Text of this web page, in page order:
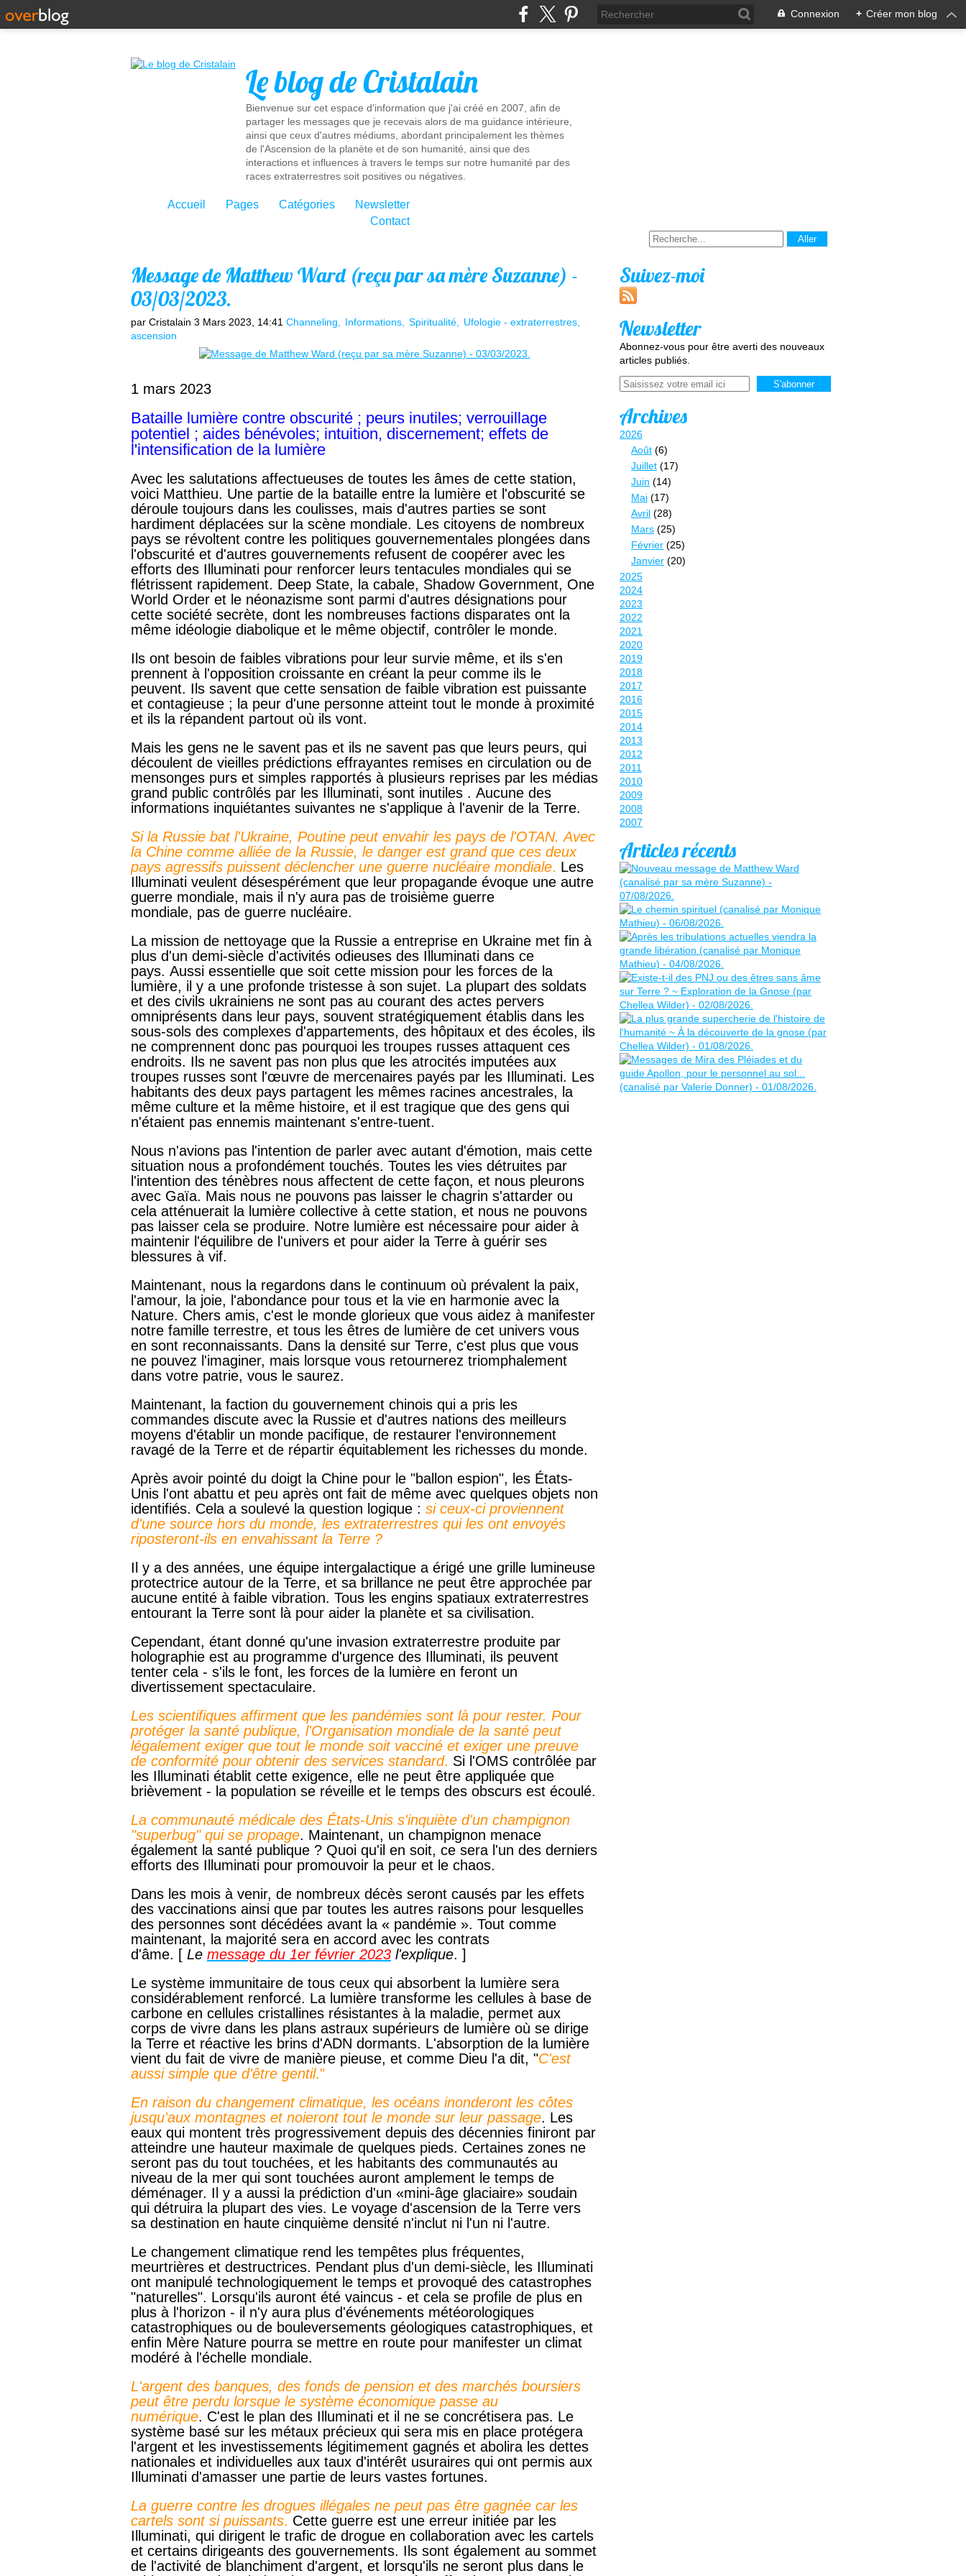
Connexion + Créer mon blog
Le blog de Cristalain
Bienvenue sur cet espace d'information que j'ai créé en 2007, afin de
partager les messages que je recevais alors de ma guidance intérieure,
ainsi que ceux d'autres médiums, abordant principalement les thèmes
de l'Ascension de la planète et de son humanité, ainsi que des
interactions et influences à travers le temps sur notre humanité par des
races extraterrestres soit positives ou négatives.
Accueil Pages Catégories
Newsletter
Contact
Message de Matthew Ward (reçu par sa mère Suzanne) -
03/03/2023.
par Cristalain 3 Mars 2023, 14:41 Channeling Informations Spiritualité
Ufologie - extraterrestres
ascension
1 mars 2023
Bataille lumière contre obscurité ; peurs inutiles; verrouillage
potentiel ; aides bénévoles; intuition, discernement; effets de
l'intensification de la lumière
Avec les salutations affectueuses de toutes les âmes de cette station,
voici Matthieu. Une partie de la bataille entre la lumière et l'obscurité se
déroule toujours dans les coulisses, mais d'autres parties se sont
hardiment déplacées sur la scène mondiale. Les citoyens de nombreux
pays se révoltent contre les politiques gouvernementales plongées dans
l'obscurité et d'autres gouvernements refusent de coopérer avec les
efforts des Illuminati pour renforcer leurs tentacules mondiales qui se
flétrissent rapidement. Deep State, la cabale, Shadow Government, One
World Order et le néonazisme sont parmi d'autres désignations pour
cette société secrète, dont les nombreuses factions disparates ont la
même idéologie diabolique et le même objectif, contrôler le monde.
Ils ont besoin de faibles vibrations pour leur survie même, et ils s'en
prennent à l'opposition croissante en créant la peur comme ils le
peuvent. Ils savent que cette sensation de faible vibration est puissante
et contagieuse ; la peur d'une personne atteint tout le monde à proximité
et ils la répandent partout où ils vont.
Mais les gens ne le savent pas et ils ne savent pas que leurs peurs, qui
découlent de vieilles prédictions effrayantes remises en circulation ou de
mensonges purs et simples rapportés à plusieurs reprises par les médias
grand public contrôlés par les Illuminati, sont inutiles . Aucune des
informations inquiétantes suivantes ne s'applique à l'avenir de la Terre.
Si la Russie bat l'Ukraine, Poutine peut envahir les pays de l'OTAN. Avec
la Chine comme alliée de la Russie, le danger est grand que ces deux
pays agressifs puissent déclencher une guerre nucléaire mondiale. Les
Illuminati veulent désespérément que leur propagande évoque une autre
guerre mondiale, mais il n'y aura pas de troisième guerre
mondiale, pas de guerre nucléaire.
La mission de nettoyage que la Russie a entreprise en Ukraine met fin à
plus d'un demi-siècle d'activités odieuses des Illuminati dans ce
pays. Aussi essentielle que soit cette mission pour les forces de la
lumière, il y a une profonde tristesse à son sujet. La plupart des soldats
et des civils ukrainiens ne sont pas au courant des actes pervers
omniprésents dans leur pays, souvent stratégiquement établis dans les
sous-sols des complexes d'appartements, des hôpitaux et des écoles, ils
ne comprennent donc pas pourquoi les troupes russes attaquent ces
endroits. Ils ne savent pas non plus que les atrocités imputées aux
troupes russes sont l'œuvre de mercenaires payés par les Illuminati. Les
habitants des deux pays partagent les mêmes racines ancestrales, la
même culture et la même histoire, et il est tragique que des gens qui
n'étaient pas ennemis maintenant s'entre-tuent.
Nous n'avions pas l'intention de parler avec autant d'émotion, mais cette
situation nous a profondément touchés. Toutes les vies détruites par
l'intention des ténèbres nous affectent de cette façon, et nous pleurons
avec Gaïa. Mais nous ne pouvons pas laisser le chagrin s'attarder ou
cela atténuerait la lumière collective à cette station, et nous ne pouvons
pas laisser cela se produire. Notre lumière est nécessaire pour aider à
maintenir l'équilibre de l'univers et pour aider la Terre à guérir ses
blessures à vif.
Maintenant, nous la regardons dans le continuum où prévalent la paix,
l'amour, la joie, l'abondance pour tous et la vie en harmonie avec la
Nature. Chers amis, c'est le monde glorieux que vous aidez à manifester
notre famille terrestre, et tous les êtres de lumière de cet univers vous
en sont reconnaissants. Dans la densité sur Terre, c'est plus que vous
ne pouvez l'imaginer, mais lorsque vous retournerez triomphalement
dans votre patrie, vous le saurez.
Maintenant, la faction du gouvernement chinois qui a pris les
commandes discute avec la Russie et d'autres nations des meilleurs
moyens d'établir un monde pacifique, de restaurer l'environnement
ravagé de la Terre et de répartir équitablement les richesses du monde.
Après avoir pointé du doigt la Chine pour le "ballon espion", les États-
Unis l'ont abattu et peu après ont fait de même avec quelques objets non
identifiés. Cela a soulevé la question logique : si ceux-ci proviennent
d'une source hors du monde, les extraterrestres qui les ont envoyés
riposteront-ils en envahissant la Terre ?
Il y a des années, une équipe intergalactique a érigé une grille lumineuse
protectrice autour de la Terre, et sa brillance ne peut être approchée par
aucune entité à faible vibration. Tous les engins spatiaux extraterrestres
entourant la Terre sont là pour aider la planète et sa civilisation.
Cependant, étant donné qu'une invasion extraterrestre produite par
holographie est au programme d'urgence des Illuminati, ils peuvent
tenter cela - s'ils le font, les forces de la lumière en feront un
divertissement spectaculaire.
Les scientifiques affirment que les pandémies sont là pour rester. Pour
protéger la santé publique, l'Organisation mondiale de la santé peut
légalement exiger que tout le monde soit vacciné et exiger une preuve
de conformité pour obtenir des services standard. Si l'OMS contrôlée par
les Illuminati établit cette exigence, elle ne peut être appliquée que
brièvement - la population se réveille et le temps des obscurs est écoulé.
La communauté médicale des États-Unis s'inquiète d'un champignon
"superbug" qui se propage. Maintenant, un champignon menace
également la santé publique ? Quoi qu'il en soit, ce sera l'un des derniers
efforts des Illuminati pour promouvoir la peur et le chaos.
Dans les mois à venir, de nombreux décès seront causés par les effets
des vaccinations ainsi que par toutes les autres raisons pour lesquelles
des personnes sont décédées avant la « pandémie ». Tout comme
maintenant, la majorité sera en accord avec les contrats
d'âme. [ Le message du 1er février 2023 l'explique. ]
Le système immunitaire de tous ceux qui absorbent la lumière sera
considérablement renforcé. La lumière transforme les cellules à base de
carbone en cellules cristallines résistantes à la maladie, permet aux
corps de vivre dans les plans astraux supérieurs de lumière où se dirige
la Terre et réactive les brins d'ADN dormants. L'absorption de la lumière
vient du fait de vivre de manière pieuse, et comme Dieu l'a dit, "C'est
aussi simple que d'être gentil."
En raison du changement climatique, les océans inonderont les côtes
jusqu'aux montagnes et noieront tout le monde sur leur passage. Les
eaux qui montent très progressivement depuis des décennies finiront par
atteindre une hauteur maximale de quelques pieds. Certaines zones ne
seront pas du tout touchées, et les habitants des communautés au
niveau de la mer qui sont touchées auront amplement le temps de
déménager. Il y a aussi la prédiction d'un «mini-âge glaciaire» soudain
qui détruira la plupart des vies. Le voyage d'ascension de la Terre vers
sa destination en haute cinquième densité n'inclut ni l'un ni l'autre.
Le changement climatique rend les tempêtes plus fréquentes,
meurtrières et destructrices. Pendant plus d'un demi-siècle, les Illuminati
ont manipulé technologiquement le temps et provoqué des catastrophes
"naturelles". Lorsqu'ils auront été vaincus - et cela se profile de plus en
plus à l'horizon - il n'y aura plus d'événements météorologiques
catastrophiques ou de bouleversements géologiques catastrophiques, et
enfin Mère Nature pourra se mettre en route pour manifester un climat
modéré à l'échelle mondiale.
L'argent des banques, des fonds de pension et des marchés boursiers
peut être perdu lorsque le système économique passe au
numérique. C'est le plan des Illuminati et il ne se concrétisera pas. Le
système basé sur les métaux précieux qui sera mis en place protégera
l'argent et les investissements légitimement gagnés et abolira les dettes
nationales et individuelles aux taux d'intérêt usuraires qui ont permis aux
Illuminati d'amasser une partie de leurs vastes fortunes.
La guerre contre les drogues illégales ne peut pas être gagnée car les
cartels sont si puissants. Cette guerre est une erreur initiée par les
Illuminati, qui dirigent le trafic de drogue en collaboration avec les cartels
et certains dirigeants des gouvernements. Ils sont également au sommet
de l'activité de blanchiment d'argent, et lorsqu'ils ne seront plus dans le
Suivez-moi
Newsletter
Abonnez-vous pour être averti des nouveaux
articles publiés.
Email
Archives
2026
Août (6)
Juillet (17)
Juin (14)
Mai (17)
Avril (28)
Mars (25)
Février (25)
Janvier (20)
2025
2024
2023
2022
2021
2020
2019
2018
2017
2016
2015
2014
2013
2012
2011
2010
2009
2008
2007
Articles récents